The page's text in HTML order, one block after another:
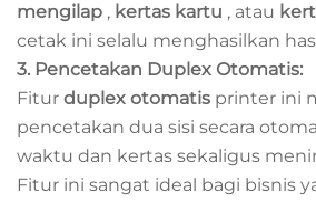
mengilap , kertas kartu , atau
cetak ini selalu menghasilkan
3. Pencetakan Duplex Otomatis:
Fitur duplex otomatis printer ini
pencetakan dua sisi secara
waktu dan kertas sekaligus
Fitur ini sangat ideal bagi bisnis